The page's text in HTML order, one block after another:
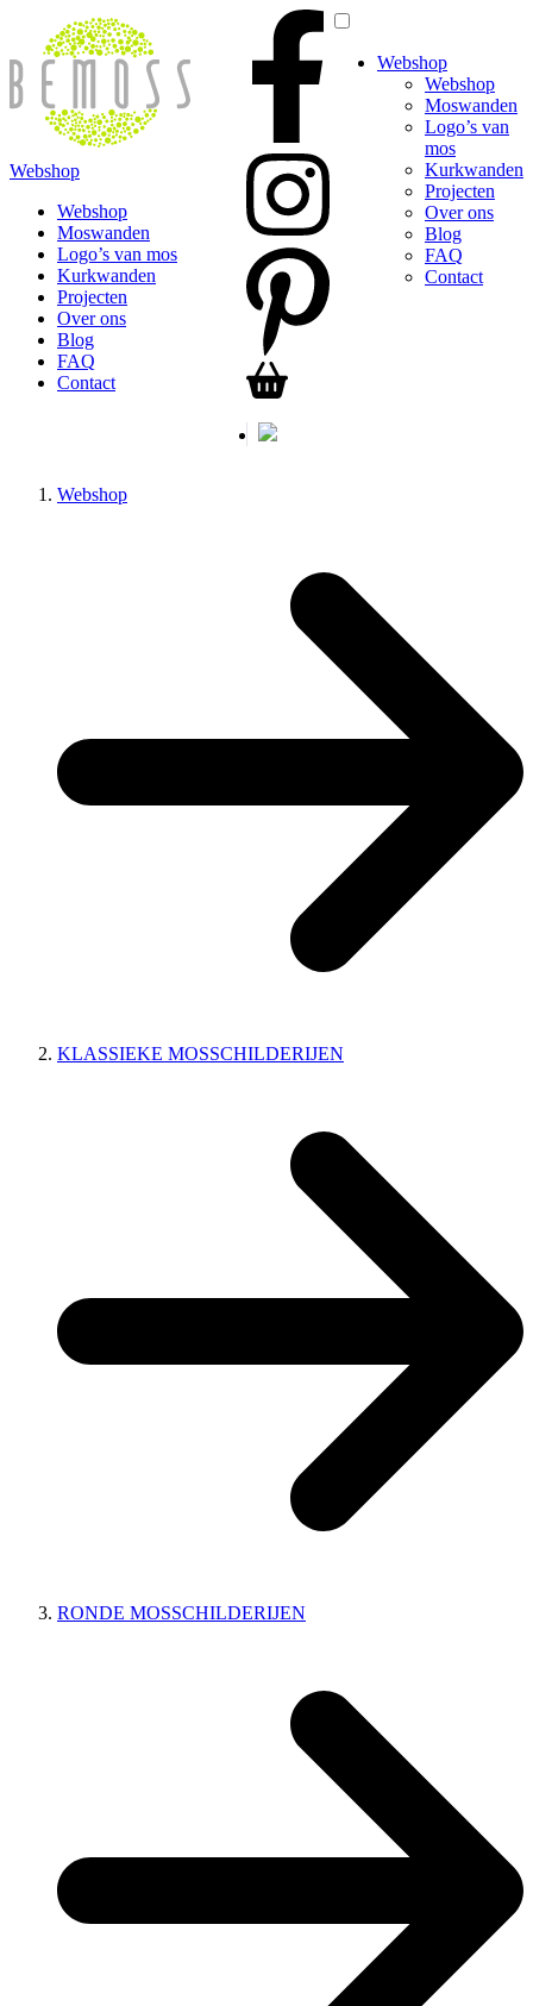
Webshop
Webshop
Moswanden
Logo’s van mos
Kurkwanden
Projecten
Over ons
Blog
FAQ
Contact
Webshop
Webshop
Moswanden
Logo’s van
mos
Kurkwanden
Projecten
Over ons
Blog
FAQ
Contact
Webshop
KLASSIEKE MOSSCHILDERIJEN
RONDE MOSSCHILDERIJEN